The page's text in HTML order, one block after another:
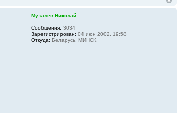
Музалёв Николай
Сообщения: 3034
Зарегистрирован: 04 июн 2002, 19:58
Откуда: Беларусь. МИНСК.